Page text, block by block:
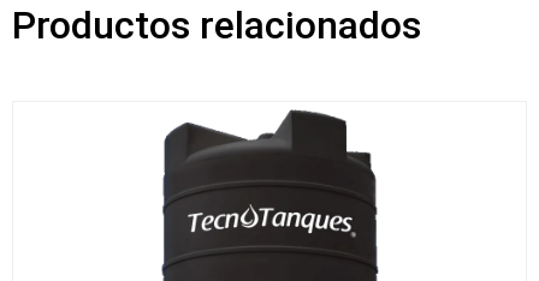
Productos relacionados